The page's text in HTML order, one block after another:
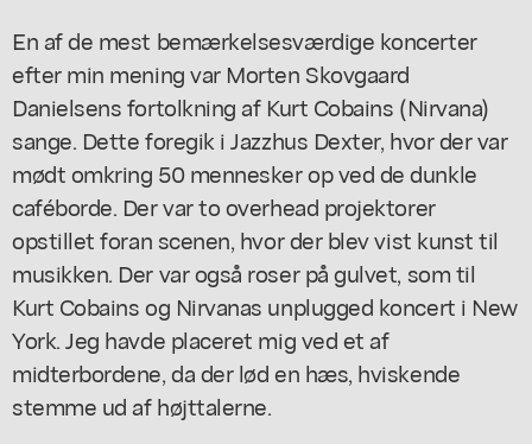
En af de mest bemærkelsesværdige koncerter
efter min mening var Morten Skovgaard
Danielsens fortolkning af Kurt Cobains (Nirvana)
sange. Dette foregik i Jazzhus Dexter, hvor der var
mødt omkring 50 mennesker op ved de dunkle
caféborde. Der var to overhead projektorer
opstillet foran scenen, hvor der blev vist kunst til
musikken. Der var også roser på gulvet, som til
Kurt Cobains og Nirvanas unplugged koncert i New
York. Jeg havde placeret mig ved et af
midterbordene, da der lød en hæs, hviskende
stemme ud af højttalerne.